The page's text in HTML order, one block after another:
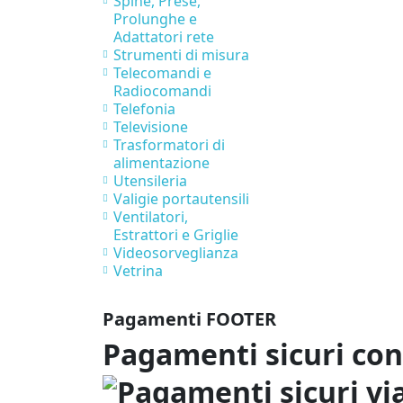
Prolunghe e
Adattatori rete
Strumenti di misura
Telecomandi e
Radiocomandi
Telefonia
Televisione
Trasformatori di
alimentazione
Utensileria
Valigie portautensili
Ventilatori,
Estrattori e Griglie
Videosorveglianza
Vetrina
Pagamenti FOOTER
Pagamenti sicuri